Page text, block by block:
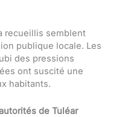
recueillis semblent
publique locale. Les
des pressions
ont suscité une
habitants.
de Tuléar